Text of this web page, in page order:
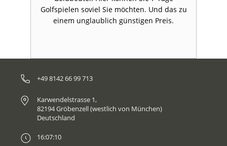
Golfspielen soviel Sie möchten. Und das zu
einem unglaublich günstigen Preis.
+49 8142 66 99 713
Karwendelstrasse 1,
82194 Gröbenzell (westlich von München)
Deutschland
16:07:10